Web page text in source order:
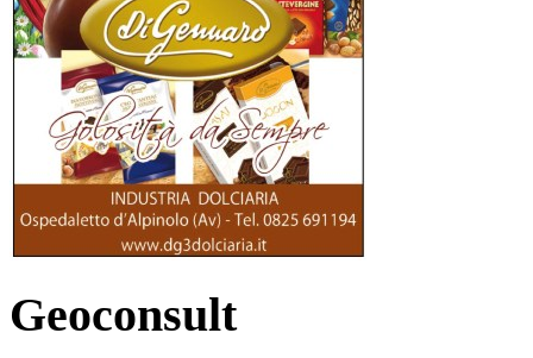
Geoconsult